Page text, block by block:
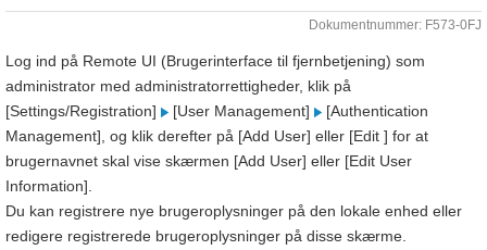
Dokumentnummer: F573-0FJ
Log ind på Remote UI (Brugerinterface til fjernbetjening) som
administrator med administratorrettigheder, klik på
[Settings/Registration]
[User Management]
[Authentication
Management], og klik derefter på [Add User] eller [Edit ] for at
brugernavnet skal vise skærmen [Add User] eller [Edit User
Information].
Du kan registrere nye brugeroplysninger på den lokale enhed eller
redigere registrerede brugeroplysninger på disse skærme.